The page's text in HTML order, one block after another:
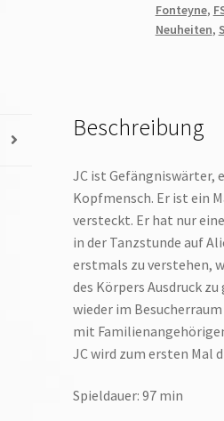
Fonteyne,
Neuheiten,
Beschreibung
JC ist Gefängniswärter,
Kopfmensch. Er ist ein
versteckt. Er hat nur
in der Tanzstunde auf
erstmals zu verstehen,
des Körpers Ausdruck
wieder im
mit
JC wird zum ersten Mal
Spieldauer: 97 min